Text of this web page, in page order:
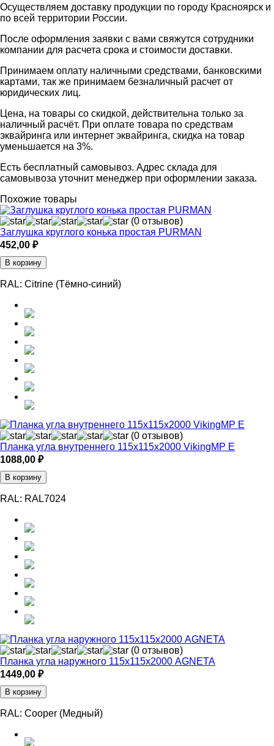
Осуществляем доставку продукции по городу Красноярск и
по всей территории России.
После оформления заявки с вами свяжутся сотрудники
компании для расчета срока и стоимости доставки.
Принимаем оплату наличными средствами, банковскими
картами, так же принимаем безналичный расчет от
юридических лиц.
Цена, на товары со скидкой, действительна только за
наличный расчёт. При оплате товара по средствам
эквайринга или интернет эквайринга, скидка на товар
уменьшается на 3%.
Есть бесплатный самовывоз. Адрес склада для
самовывоза уточнит менеджер при оформлении заказа.
Похожие товары
(0 отзывов)
Заглушка круглого конька простая PURMAN
452,00 ₽
В корзину
RAL: Citrine (Тёмно-синий)
(0 отзывов)
Планка угла внутреннего 115х115х2000 VikingMP E
1088,00 ₽
В корзину
RAL: RAL7024
(0 отзывов)
Планка угла наружного 115х115х2000 AGNETA
1449,00 ₽
В корзину
RAL: Cooper (Медный)